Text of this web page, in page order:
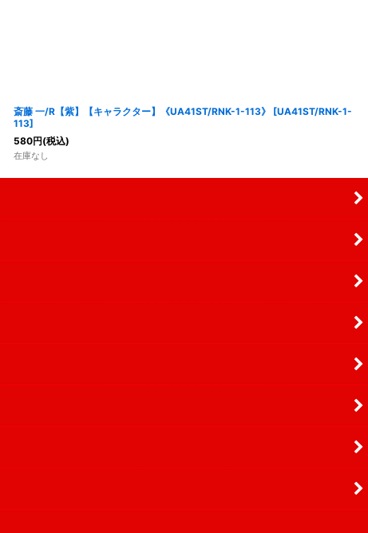
斎藤 一/R【紫】【キャラクター】《UA41ST/RNK-1-113》 [UA41ST/RNK-1-
113]
580円(税込)
在庫なし